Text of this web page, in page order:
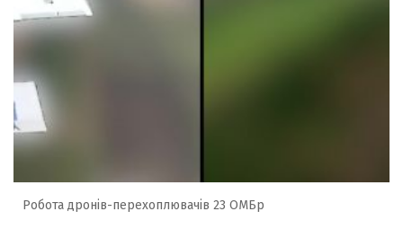
Робота дронів-перехоплювачів 23 ОМБр